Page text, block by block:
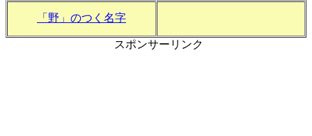
「野」のつく名字
スポンサーリンク